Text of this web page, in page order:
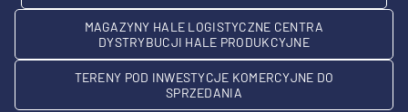
MAGAZYNY HALE LOGISTYCZNE CENTRA
DYSTRYBUCJI HALE PRODUKCYJNE
TERENY POD INWESTYCJE KOMERCYJNE DO
SPRZEDANIA